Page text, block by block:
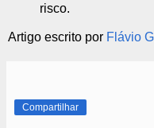
risco.
Artigo escrito por Flávio
Compartilhar